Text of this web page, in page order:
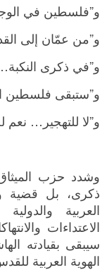
و”فلسطين في
و”من عمّان إلى
و”في ذكرى
و”ستبقى فلسطين
و”لا للتهجير…
وشدد حزب
ذكرى، بل قضية
العربية
الاعتداءات
سيبقى بقيادته
الهوية العربية